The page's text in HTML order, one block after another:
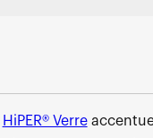
HiPER® Verre